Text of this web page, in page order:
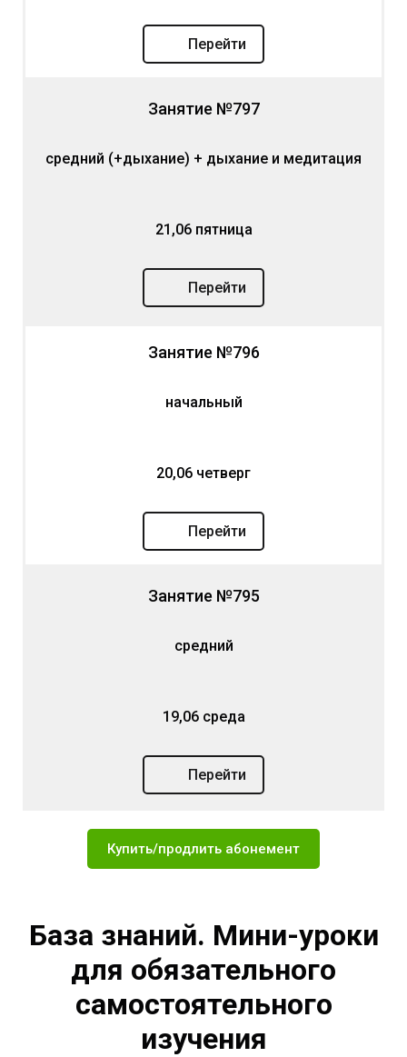
Перейти
Занятие №797
средний (+дыхание) + дыхание и медитация
21,06 пятница
Перейти
Занятие №796
начальный
20,06 четверг
Перейти
Занятие №795
средний
19,06 среда
Перейти
Купить/продлить абонемент
База знаний. Мини-уроки
для обязательного
самостоятельного
изучения